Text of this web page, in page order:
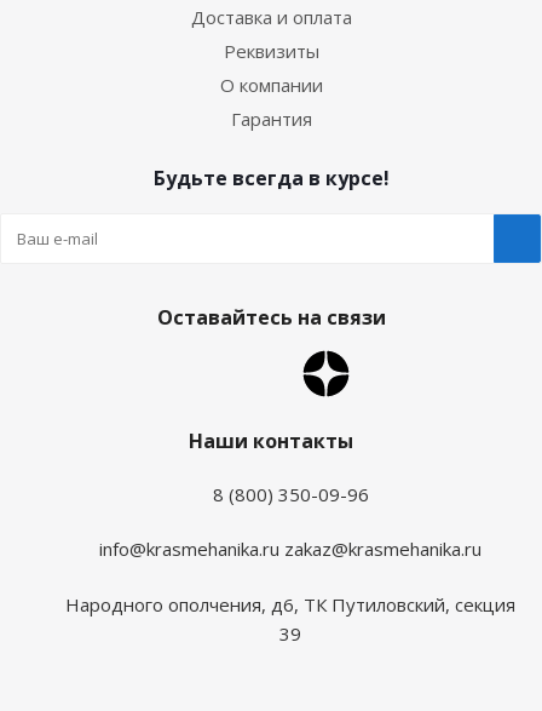
Доставка и оплата
Реквизиты
О компании
Гарантия
Будьте всегда в курсе!
Оставайтесь на связи
Наши контакты
8 (800) 350-09-96
info@krasmehanika.ru zakaz@krasmehanika.ru
Народного ополчения, д6, ТК Путиловский, секция
39